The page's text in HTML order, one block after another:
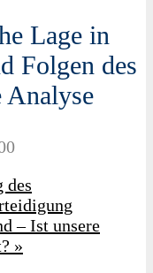
Lage in
Folgen des
Analyse
des
– Ist unsere
»